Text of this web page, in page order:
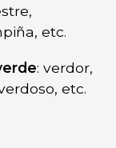
etc.
: verdor,
etc.